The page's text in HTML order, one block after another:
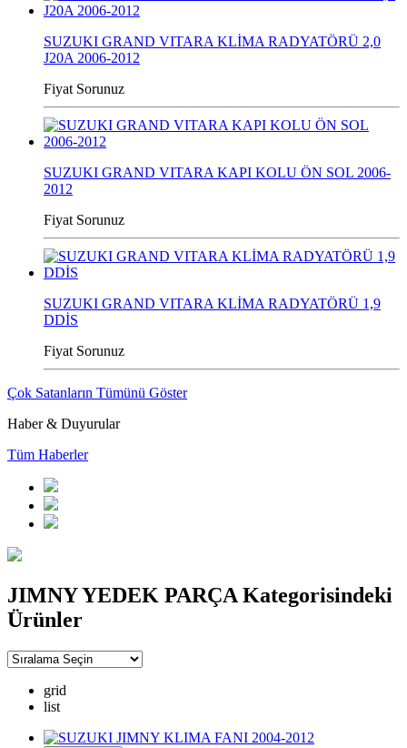
SUZUKI GRAND VITARA KLİMA RADYATÖRÜ 2,0
J20A 2006-2012
Fiyat Sorunuz
SUZUKI GRAND VITARA KAPI KOLU ÖN SOL 2006-
2012
Fiyat Sorunuz
SUZUKI GRAND VITARA KLİMA RADYATÖRÜ 1,9
DDİS
Fiyat Sorunuz
Çok Satanların Tümünü Göster
Haber & Duyurular
Tüm Haberler
JIMNY YEDEK PARÇA Kategorisindeki
Ürünler
grid
list